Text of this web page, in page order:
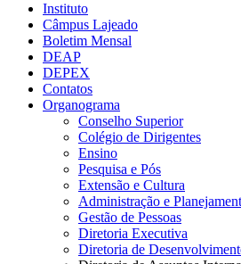
Instituto
Câmpus Lajeado
Boletim Mensal
DEAP
DEPEX
Contatos
Organograma
Conselho Superior
Colégio de Dirigentes
Ensino
Pesquisa e Pós
Extensão e Cultura
Administração e
Gestão de Pessoas
Diretoria Executiva
Diretoria de